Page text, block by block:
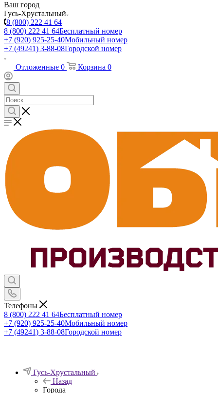
Ваш город
Гусь-Хрустальный
8 (800) 222 41 64
8 (800) 222 41 64Бесплатный номер
+7 (920) 925-25-40Мобильный номер
+7 (49241) 3-88-08Городской номер
Отложенные 0 Корзина 0
Телефоны
8 (800) 222 41 64Бесплатный номер
+7 (920) 925-25-40Мобильный номер
+7 (49241) 3-88-08Городской номер
Гусь-Хрустальный
Назад
Города